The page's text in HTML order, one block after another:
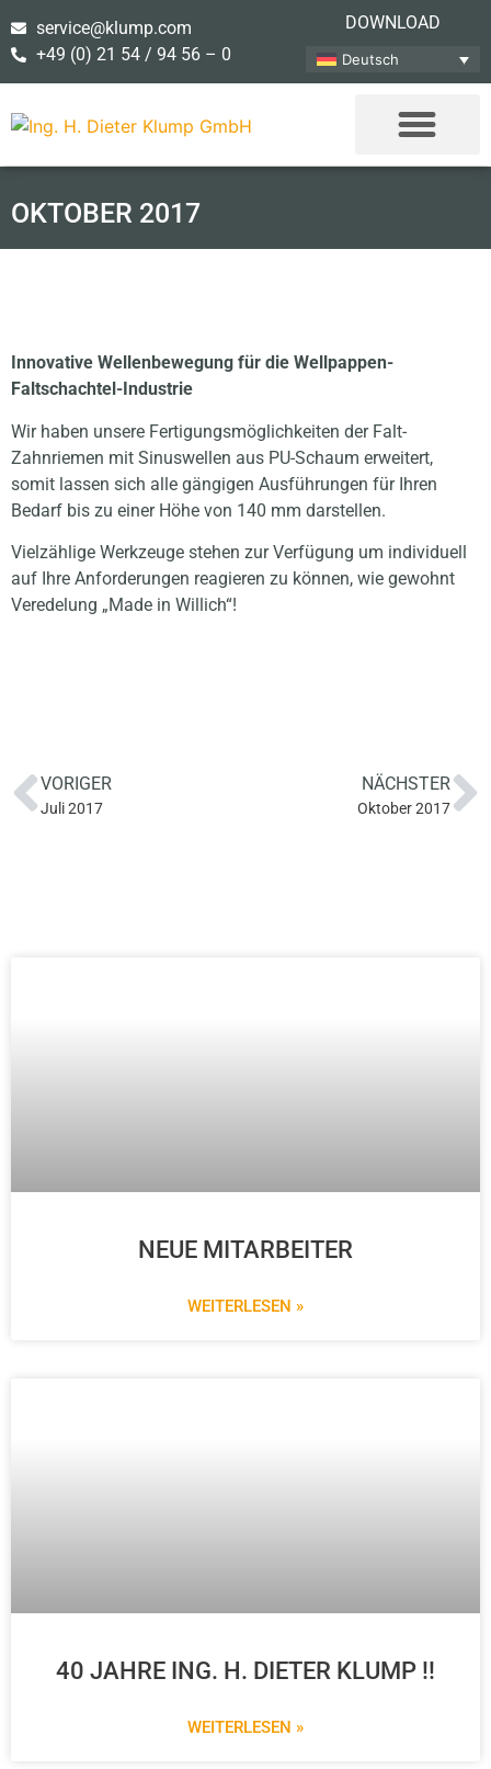
service@klump.com
+49 (0) 21 54 / 94 56 – 0
DOWNLOAD
Deutsch
OKTOBER 2017
Innovative Wellenbewegung für die Wellpappen-
Faltschachtel-Industrie
Wir haben unsere Fertigungsmöglichkeiten der Falt-
Zahnriemen mit Sinuswellen aus PU-Schaum erweitert,
somit lassen sich alle gängigen Ausführungen für Ihren
Bedarf bis zu einer Höhe von 140 mm darstellen.
Vielzählige Werkzeuge stehen zur Verfügung um individuell
auf Ihre Anforderungen reagieren zu können, wie gewohnt
Veredelung „Made in Willich“!
VORIGER
Juli 2017
NÄCHSTER
Oktober 2017
NEUE MITARBEITER
WEITERLESEN »
40 JAHRE ING. H. DIETER KLUMP !!
WEITERLESEN »